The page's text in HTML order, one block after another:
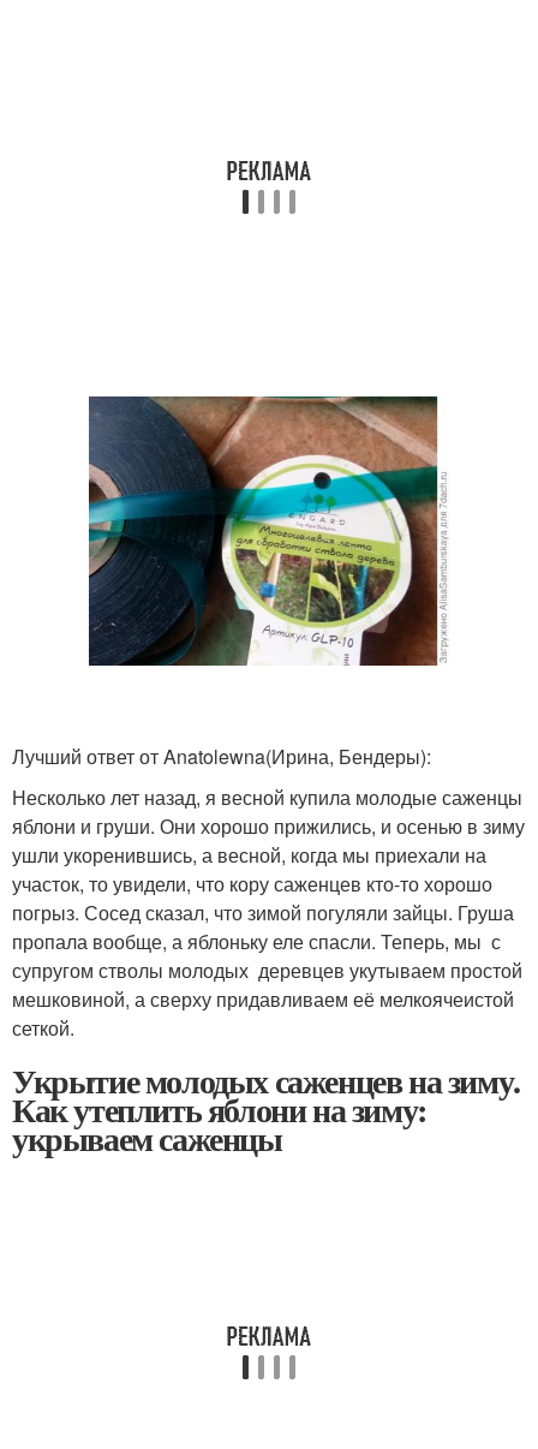
Лучший ответ от Anatolewna(Ирина, Бендеры):
Несколько лет назад, я весной купила молодые саженцы
яблони и груши. Они хорошо прижились, и осенью в зиму
ушли укоренившись, а весной, когда мы приехали на
участок, то увидели, что кору саженцев кто-то хорошо
погрыз. Сосед сказал, что зимой погуляли зайцы. Груша
пропала вообще, а яблоньку еле спасли. Теперь, мы с
супругом стволы молодых деревцев укутываем простой
мешковиной, а сверху придавливаем её мелкоячеистой
сеткой.
Укрытие молодых саженцев на зиму.
Как утеплить яблони на зиму:
укрываем саженцы